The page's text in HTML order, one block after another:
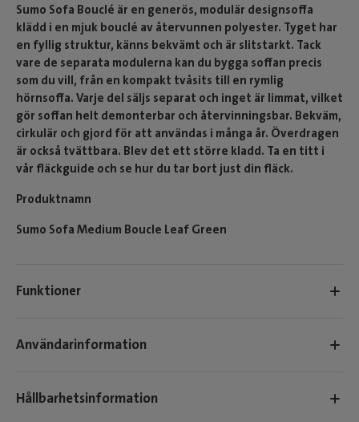
Sumo Sofa Bouclé är en generös, modulär designsoffa
klädd i en mjuk bouclé av återvunnen polyester. Tyget har
en fyllig struktur, känns bekvämt och är slitstarkt. Tack
vare de separata modulerna kan du bygga soffan precis
som du vill, från en kompakt tvåsits till en rymlig
hörnsoffa. Varje del säljs separat och inget är limmat, vilket
gör soffan helt demonterbar och återvinningsbar. Bekväm,
cirkulär och gjord för att användas i många år. Överdragen
är också tvättbara. Blev det ett större kladd. Ta en titt i
vår fläckguide och se hur du tar bort just din fläck.
Produktnamn
Sumo Sofa Medium Boucle Leaf Green
Funktioner
Användarinformation
Hållbarhetsinformation